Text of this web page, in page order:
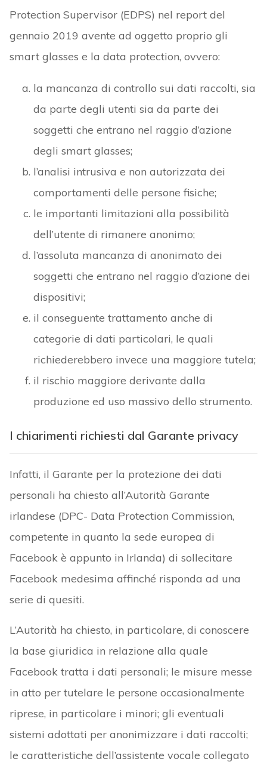
Protection Supervisor (EDPS) nel report del
gennaio 2019 avente ad oggetto proprio gli
smart glasses e la data protection, ovvero:
la mancanza di controllo sui dati raccolti, sia
da parte degli utenti sia da parte dei
soggetti che entrano nel raggio d’azione
degli smart glasses;
l’analisi intrusiva e non autorizzata dei
comportamenti delle persone fisiche;
le importanti limitazioni alla possibilità
dell’utente di rimanere anonimo;
l’assoluta mancanza di anonimato dei
soggetti che entrano nel raggio d’azione dei
dispositivi;
il conseguente trattamento anche di
categorie di dati particolari, le quali
richiederebbero invece una maggiore tutela;
il rischio maggiore derivante dalla
produzione ed uso massivo dello strumento.
I chiarimenti richiesti dal Garante privacy
Infatti, il Garante per la protezione dei dati
personali ha chiesto all’Autorità Garante
irlandese (DPC- Data Protection Commission,
competente in quanto la sede europea di
Facebook è appunto in Irlanda) di sollecitare
Facebook medesima affinché risponda ad una
serie di quesiti.
L’Autorità ha chiesto, in particolare, di conoscere
la base giuridica in relazione alla quale
Facebook tratta i dati personali; le misure messe
in atto per tutelare le persone occasionalmente
riprese, in particolare i minori; gli eventuali
sistemi adottati per anonimizzare i dati raccolti;
le caratteristiche dell’assistente vocale collegato